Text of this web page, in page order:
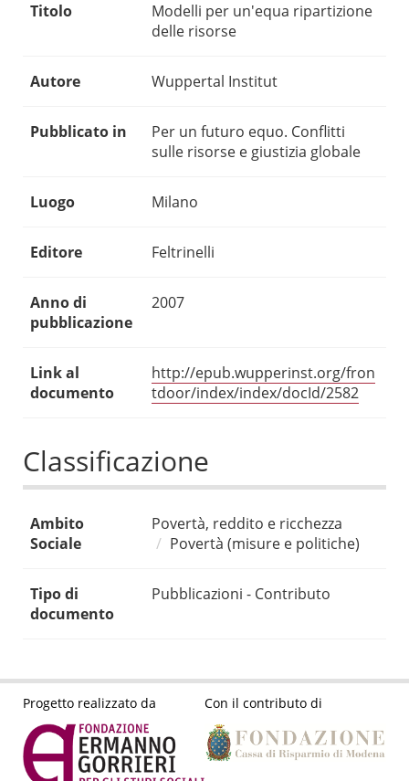
Titolo
Modelli per un'equa ripartizione
delle risorse
Autore Wuppertal Institut
Pubblicato in
Per un futuro equo. Conflitti
sulle risorse e giustizia globale
Luogo Milano
Editore Feltrinelli
Anno di
pubblicazione
2007
Link al
documento
http://epub.wupperinst.org/fron
tdoor/index/index/docId/2582
Classificazione
Ambito
Sociale
Povertà, reddito e ricchezza
Povertà (misure e politiche)
Tipo di
documento
Pubblicazioni - Contributo
Progetto realizzato da Con il contributo di